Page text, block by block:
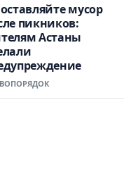
мусор
пикников:
Астаны